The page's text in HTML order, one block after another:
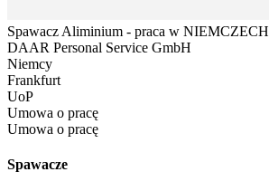
Spawacz Aliminium - praca w NIEMCZECH
DAAR Personal Service GmbH
Niemcy
Frankfurt
UoP
Umowa o pracę
Umowa o pracę
Spawacze